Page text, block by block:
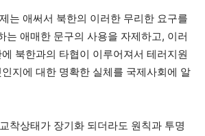
는 애써서 북한의 이러한 무리한 요구를
는 애매한 문구의 사용을 자제하고, 이러
북한과의 타협이 이루어져서 테러지원
지에 대한 명확한 실체를 국제사회에 알
착상태가 장기화 되더라도 원칙과 투명